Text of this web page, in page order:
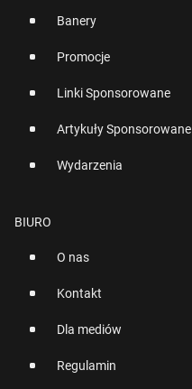
Banery
Promocje
Linki Sponsorowane
Artykuły Sponsorowane
Wydarzenia
BIURO
O nas
Kontakt
Dla mediów
Regulamin